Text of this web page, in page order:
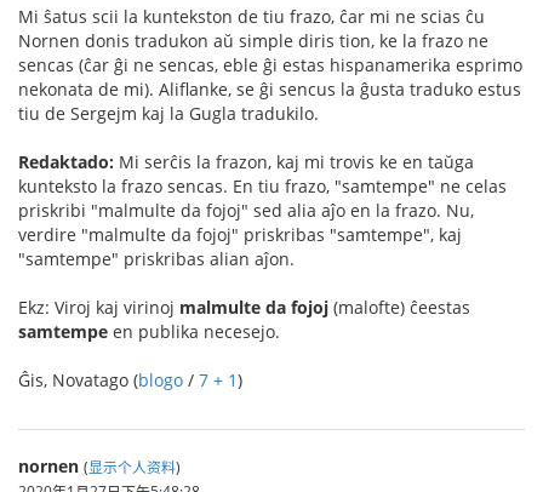
Mi ŝatus scii la kuntekston de tiu frazo, ĉar mi ne scias ĉu
Nornen donis tradukon aŭ simple diris tion, ke la frazo ne
sencas (ĉar ĝi ne sencas, eble ĝi estas hispanamerika esprimo
nekonata de mi). Aliflanke, se ĝi sencus la ĝusta traduko estus
tiu de Sergejm kaj la Gugla tradukilo.
Redaktado: Mi serĉis la frazon, kaj mi trovis ke en taŭga
kunteksto la frazo sencas. En tiu frazo, "samtempe" ne celas
priskribi "malmulte da fojoj" sed alia aĵo en la frazo. Nu,
verdire "malmulte da fojoj" priskribas "samtempe", kaj
"samtempe" priskribas alian aĵon.
Ekz: Viroj kaj virinoj malmulte da fojoj (malofte) ĉeestas
samtempe en publika necesejo.
Ĝis, Novatago (blogo / 7 + 1)
nornen (显示个人资料)